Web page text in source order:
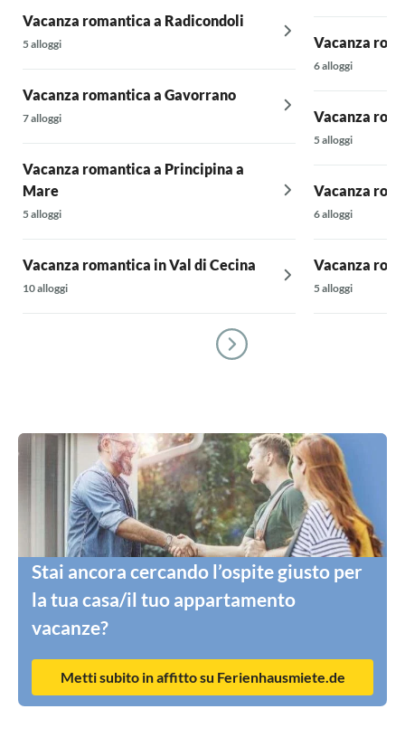
Vacanza romantica a Radicondoli
5 alloggi
Vacanza romantica a Gavorrano
7 alloggi
Vacanza romantica a Principina a
Mare
5 alloggi
Vacanza romantica in Val di Cecina
10 alloggi
Vacanza
6 alloggi
Vacanza
5 alloggi
Vacanza
6 alloggi
Vacanza
5 alloggi
Stai ancora cercando l’ospite giusto per
la tua casa/il tuo appartamento
vacanze?
Metti subito in affitto su Ferienhausmiete.de